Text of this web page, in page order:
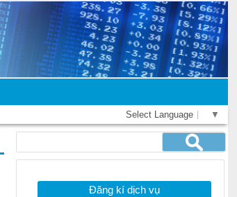
Select Language ▼
Đăng kí dịch vụ